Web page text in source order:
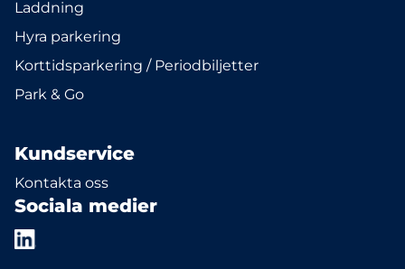
Laddning
Hyra parkering
Korttidsparkering / Periodbiljetter
Park & Go
Kundservice
Kontakta oss
Sociala medier